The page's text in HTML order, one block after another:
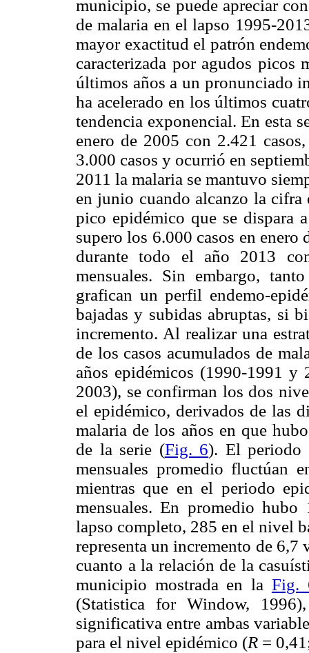
municipio, se puede apreciar
de malaria en el lapso 1995-
mayor exactitud el patrón
caracterizada por agudos picos
últimos años a un pronunciado
ha acelerado en los últimos
tendencia exponencial. En esta
enero de 2005 con 2.421
3.000 casos y ocurrió en
2011 la malaria se mantuvo
en junio cuando alcanzo la
pico epidémico que se dispara
supero los 6.000 casos en enero
durante todo el año 2013
mensuales. Sin embargo,
grafican un perfil endemo-
bajadas y subidas abruptas, si
incremento. Al realizar una
de los casos acumulados de
años epidémicos (1990-1991
2003), se confirman los dos
el epidémico, derivados de las
malaria de los años en que
de la serie (Fig. 6). El periodo
mensuales promedio fluctúan
mientras que en el periodo
mensuales. En promedio hubo
lapso completo, 285 en el nivel
representa un incremento de 6,7
cuanto a la relación de la
municipio mostrada en la Fig.
(Statistica for Window,
significativa entre ambas
para el nivel epidémico (R =